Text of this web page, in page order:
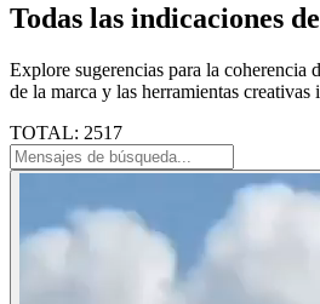
Todas las indicaciones
Explore sugerencias para la coherencia
de la marca y las herramientas
TOTAL: 2517